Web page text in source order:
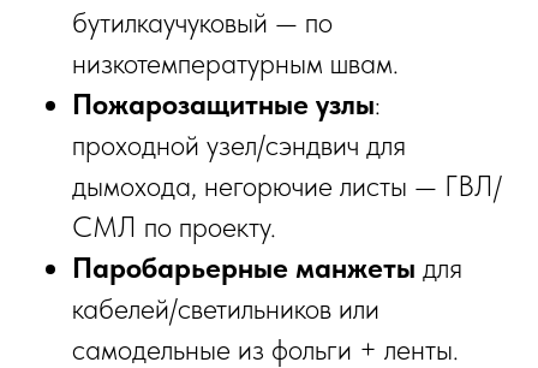
бутилкаучуковый — по
низкотемпературным швам.
Пожарозащитные узлы:
проходной узел/сэндвич для
дымохода, негорючие листы — ГВЛ/
СМЛ по проекту.
Паробарьерные манжеты для
кабелей/светильников или
самодельные из фольги + ленты.